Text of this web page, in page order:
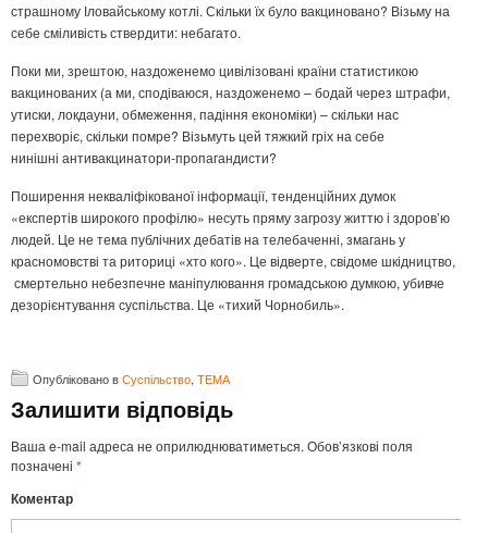
страшному Іловайському котлі. Скільки їх було вакциновано? Візьму на
себе сміливість ствердити: небагато.
Поки ми, зрештою, наздоженемо цивілізовані країни статистикою
вакцинованих (а ми, сподіваюся, наздоженемо – бодай через штрафи,
утиски, локдауни, обмеження, падіння економіки) – скільки нас
перехворіє, скільки помре? Візьмуть цей тяжкий гріх на себе
нинішні антивакцинатори-пропагандисти?
Поширення некваліфікованої інформації, тенденційних думок
«експертів широкого профілю» несуть пряму загрозу життю і здоров’ю
людей. Це не тема публічних дебатів на телебаченні, змагань у
красномовстві та риториці «хто кого». Це відверте, свідоме шкідництво,
смертельно небезпечне маніпулювання громадською думкою, убивче
дезорієнтування суспільства. Це «тихий Чорнобиль».
Опубліковано вСуспільство, ТЕМА
Залишити відповідь
Ваша e-mail адреса не оприлюднюватиметься. Обов’язкові поля
позначені *
Коментар